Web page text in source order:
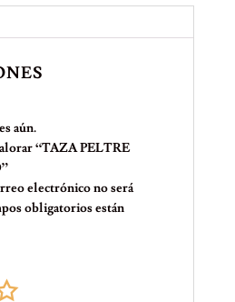
aún.
“TAZA PELTRE
electrónico no será
obligatorios están